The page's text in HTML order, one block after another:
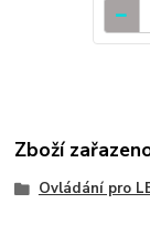
Zboží
Ovládání pro